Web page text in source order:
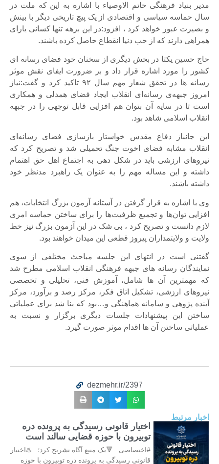
مدیر بنیاد فرهنگی خاتم الاوصیاء با اشاره به این که ملت در
سال حماسه سیاسی و اقتصادی از یک پیچ تاریخی دیگر با بینش
و بصیرت عبور خواهد کرد ، افزود:در این برهه تنها کسانی یارای
همراهی دارند که از حب دنیا انقطاع حاصل کرده باشند.
حاج حسین یکتا در بخش دیگری از سخنان خود فضای رسانه ای
کشور را مورد اشاره قرار داد و بر ضرورت ایفای نقش موثر
رسانه ها در تحقق شعار مهم سال ۹۲ تاکید کرد و گفت:نیاز
امروز جبهه‌ی رسانه‌ای انقلاب ایجاد فضای همدلی و همکاری
است تا در سایه آن بتوان هم افزایی قابل توجهی را در جبهه
انقلاب اسلامی شاهد بود.
این جانباز دفاع مقدس خواستار بازسازی فضای رسانه‌ای
انقلاب مشابه فضای اخوت جنگ تحمیلی شد و تصریح کرد که
نیروهای ارزشی باید در شکل دهی به اجتماع اهل حق اهتمام
داشته و این مساله مهم را به عنوان یک راهبرد مدنظر خود
داشته باشند.
وی با اشاره به قرار گرفتن در آستانه آزمون بزرگ انتخابات، هم
افزایی توان‌ها و تجمیع ظرفیت‌ها را برای ساختن حماسه امری
لازم دانست و تصریح کرد ، بی شک در این آزمون بزرگ نیز خط
ولایت و ولایتمداران پیروز قطعی این میدان خواهند بود.
گفتنی است در انتهای این جلسه مباحث مختلفی از سوی
نمایندگان رسانه های جبهه فرهنگی انقلاب اسلامی مطرح شد
که مهمترین آن ها شامل، آموزش فنی، تحلیلی و تخصصی
نیروهای ارزشی، تشکیل اتاق فکر، مرکز رصد و برآورد، مرکز
آینده پژوهی و سامانه هماهنگی و…بود که بنا شد برای عملیاتی
ساختن این پیشنهادات جلسات دیگری برگزار و نسبت به
عملیاتی ساختن آن ها اقدام موثر صورت گیرد.
dezmehr.ir/2397
اخبار مرتبط
اختیار قانونی رسیدگی به پرونده دره
توبیرون با حوزه قضایی سالند است
#اختصاصی 🔻یک منبع آگاه تشریح کرد؛ ♨️اختیار
قانونی رسیدگی به پرونده دره توبیرون با حوزه